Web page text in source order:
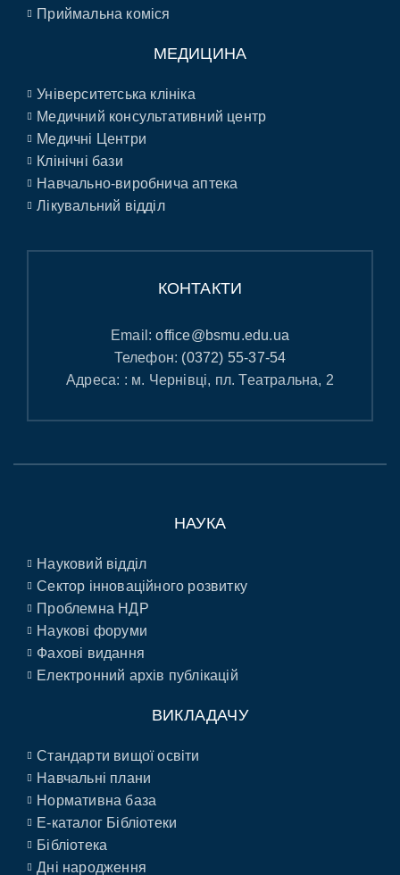
Приймальна коміся
МЕДИЦИНА
Університетська клініка
Медичний консультативний центр
Медичні Центри
Клінічні бази
Навчально-виробнича аптека
Лікувальний відділ
КОНТАКТИ
Email:office@bsmu.edu.ua
Телефон: (0372) 55-37-54
Адреса: : м. Чернівці, пл. Театральна, 2
НАУКА
Науковий відділ
Сектор інноваційного розвитку
Проблемна НДР
Наукові форуми
Фахові видання
Електронний архів публікацій
ВИКЛАДАЧУ
Стандарти вищої освіти
Навчальні плани
Нормативна база
E-каталог Бібліотеки
Бібліотека
Дні народження